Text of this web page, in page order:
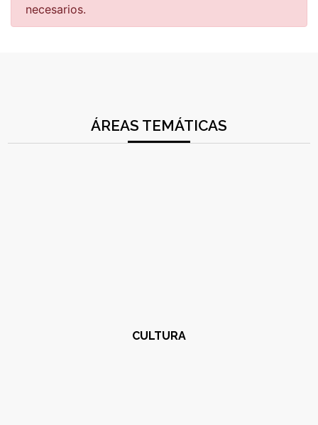
necesarios.
ÁREAS TEMÁTICAS
CULTURA